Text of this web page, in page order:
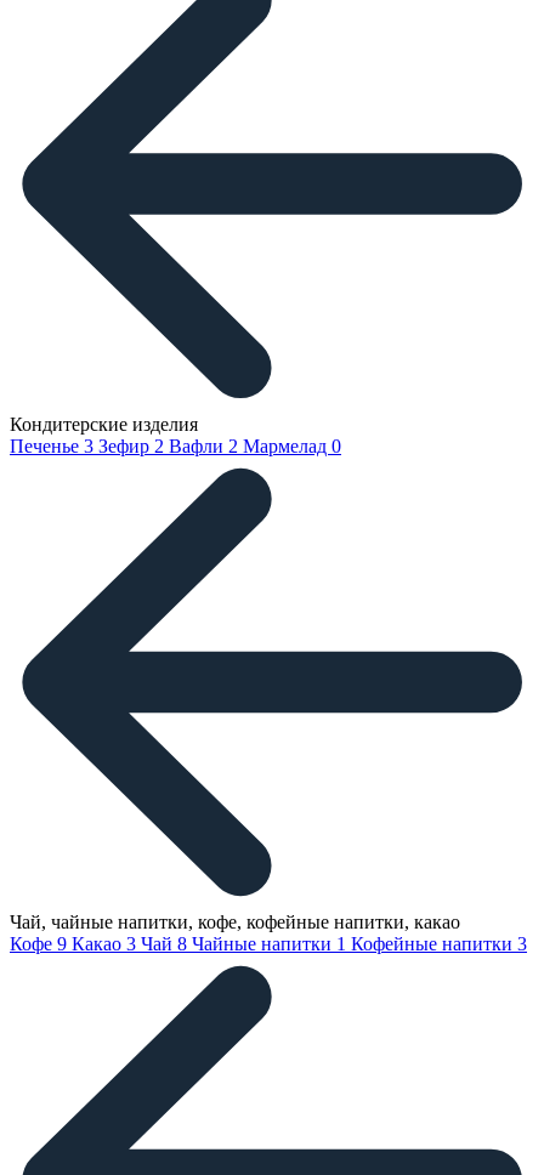
Кондитерские изделия
Печенье 3 Зефир 2 Вафли 2 Мармелад 0
Чай, чайные напитки, кофе, кофейные напитки, какао
Кофе 9 Какао 3 Чай 8 Чайные напитки 1 Кофейные напитки 3